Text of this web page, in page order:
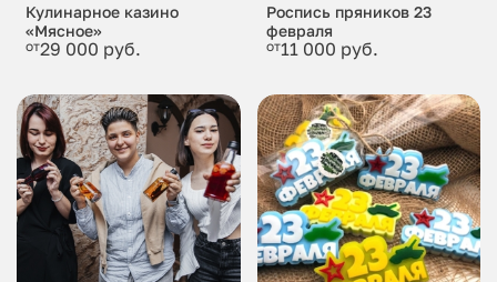
Кулинарное казино
«Мясное»
от29 000 руб.
Роспись пряников 23
февраля
от11 000 руб.